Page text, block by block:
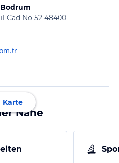
Cad No 52 48400
Karte
Nähe